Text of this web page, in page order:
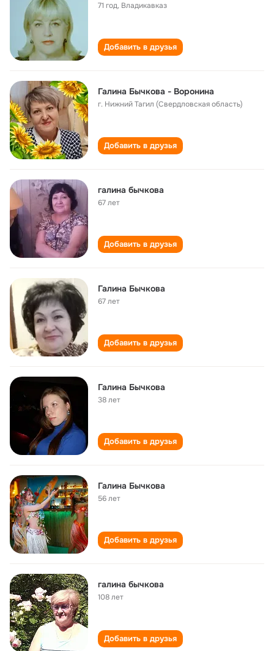
71 год, Владикавказ
Добавить в друзья
Галина Бычкова - Воронина
г. Нижний Тагил (Свердловская область)
Добавить в друзья
галина бычкова
67 лет
Добавить в друзья
Галина Бычкова
67 лет
Добавить в друзья
Галина Бычкова
38 лет
Добавить в друзья
Галина Бычкова
56 лет
Добавить в друзья
галина бычкова
108 лет
Добавить в друзья